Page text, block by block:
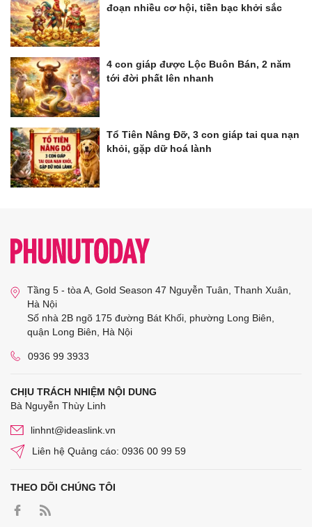
đoạn nhiều cơ hội, tiền bạc khởi sắc
4 con giáp được Lộc Buôn Bán, 2 năm
tới đời phất lên nhanh
Tổ Tiên Nâng Đỡ, 3 con giáp tai qua nạn
khỏi, gặp dữ hoá lành
Tầng 5 - tòa A, Gold Season 47 Nguyễn Tuân, Thanh Xuân,
Hà Nội
Số nhà 2B ngõ 175 đường Bát Khối, phường Long Biên,
quận Long Biên, Hà Nội
0936 99 3933
CHỊU TRÁCH NHIỆM NỘI DUNG
Bà Nguyễn Thùy Linh
linhnt@ideaslink.vn
Liên hệ Quảng cáo: 0936 00 99 59
THEO DÕI CHÚNG TÔI